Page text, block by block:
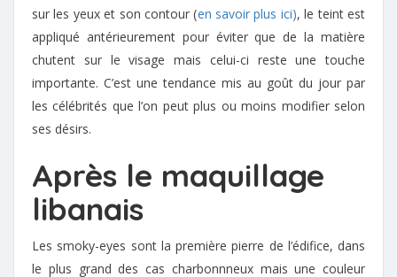
sur les yeux et son contour (en savoir plus ici), le teint est
appliqué antérieurement pour éviter que de la matière
chutent sur le visage mais celui-ci reste une touche
importante. C’est une tendance mis au goût du jour par
les célébrités que l’on peut plus ou moins modifier selon
ses désirs.
Après le maquillage
libanais
Les smoky-eyes sont la première pierre de l’édifice, dans
le plus grand des cas charbonnneux mais une couleur